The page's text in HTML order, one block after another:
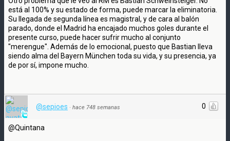
está al 100% y su estado de forma, puede marcar la eliminatoria.
Su llegada de segunda línea es magistral, y de cara al balón
parado, donde el Madrid ha encajado muchos goles durante el
presente curso, puede hacer sufrir mucho al conjunto
"merengue". Además de lo emocional, puesto que Bastian lleva
siendo alma del Bayern München toda su vida, y su presencia, ya
de por sí, impone mucho.
0
@sepioes · hace 748 semanas
@Quintana